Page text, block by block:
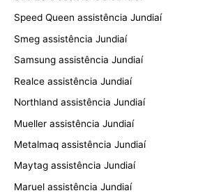
Speed Queen assistência Jundiaí
Smeg assistência Jundiaí
Samsung assistência Jundiaí
Realce assistência Jundiaí
Northland assistência Jundiaí
Mueller assistência Jundiaí
Metalmaq assistência Jundiaí
Maytag assistência Jundiaí
Maruel assistência Jundiaí